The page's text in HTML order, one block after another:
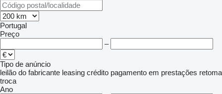
Portugal
Preço
–
Tipo de anúncio
leilão do fabricante leasing crédito pagamento em prestações retoma
troca
Ano